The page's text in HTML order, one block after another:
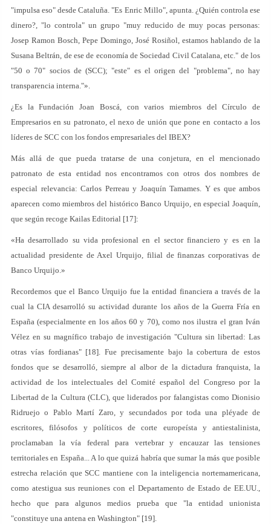
"impulsa eso" desde Cataluña. "Es Enric Millo", apunta. ¿Quién controla ese
dinero?, "lo controla" un grupo "muy reducido de muy pocas personas:
Josep Ramon Bosch, Pepe Domingo, José Rosiñol, estamos hablando de la
Susana Beltrán, de ese de economía de Sociedad Civil Catalana, etc." de los
"50 o 70" socios de (SCC); "este" es el origen del "problema", no hay
transparencia interna."».
¿Es la Fundación Joan Boscá, con varios miembros del Círculo de
Empresarios en su patronato, el nexo de unión que pone en contacto a los
líderes de SCC con los fondos empresariales del IBEX?
Más allá de que pueda tratarse de una conjetura, en el mencionado
patronato de esta entidad nos encontramos con otros dos nombres de
especial relevancia: Carlos Perreau y Joaquín Tamames. Y es que ambos
aparecen como miembros del histórico Banco Urquijo, en especial Joaquín,
que según recoge Kailas Editorial [17]:
«Ha desarrollado su vida profesional en el sector financiero y es en la
actualidad presidente de Axel Urquijo, filial de finanzas corporativas de
Banco Urquijo.»
Recordemos que el Banco Urquijo fue la entidad financiera a través de la
cual la CIA desarrolló su actividad durante los años de la Guerra Fría en
España (especialmente en los años 60 y 70), como nos ilustra el gran Iván
Vélez en su magnífico trabajo de investigación "Cultura sin libertad: Las
otras vías fordianas" [18]. Fue precisamente bajo la cobertura de estos
fondos que se desarrolló, siempre al albor de la dictadura franquista, la
actividad de los intelectuales del Comité español del Congreso por la
Libertad de la Cultura (CLC), que liderados por falangistas como Dionisio
Ridruejo o Pablo Martí Zaro, y secundados por toda una pléyade de
escritores, filósofos y políticos de corte europeísta y antiestalinista,
proclamaban la vía federal para vertebrar y encauzar las tensiones
territoriales en España... A lo que quizá habría que sumar la más que posible
estrecha relación que SCC mantiene con la inteligencia nortemamericana,
como atestigua sus reuniones con el Departamento de Estado de EE.UU.,
hecho que para algunos medios prueba que "la entidad unionista
"constituye una antena en Washington" [19].